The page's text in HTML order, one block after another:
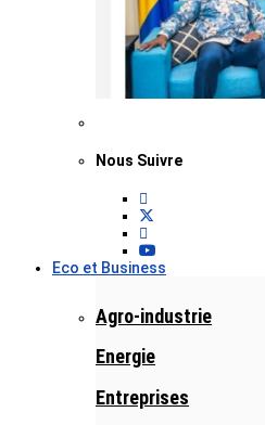
Nous Suivre
Eco et Business
Agro-industrie
Energie
Entreprises